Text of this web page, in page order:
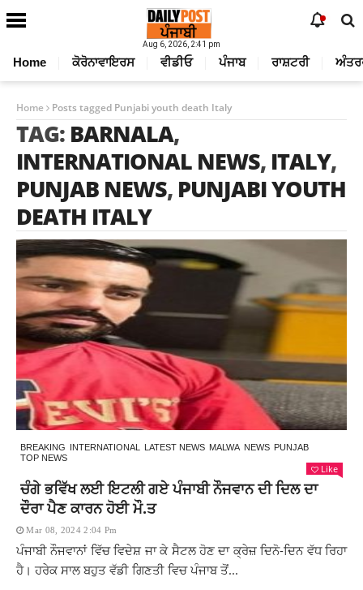
Aug 6, 2026, 2:41 pm
Home ਕੋਰੋਨਾਵਾਇਰਸ ਵੀਡੀਓ ਪੰਜਾਬ ਰਾਸ਼ਟਰੀ
Home Posts tagged Punjabi youth death Italy
TAG: BARNALA,
INTERNATIONAL NEWS, ITALY,
PUNJAB NEWS, PUNJABI YOUTH
DEATH ITALY
BREAKING INTERNATIONAL LATEST NEWS MALWA NEWS PUNJAB
TOP NEWS
Like
ਚੰਗੇ ਭਵਿੱਖ ਲਈ ਇਟਲੀ ਗਏ ਪੰਜਾਬੀ ਨੌਜਵਾਨ ਦੀ ਦਿਲ ਦਾ
ਦੌਰਾ ਪੈਣ ਕਾਰਨ ਹੋਈ ਮੌ.ਤ
Mar 08, 2024 2:04 Pm
ਪੰਜਾਬੀ ਨੌਜਵਾਨਾਂ ਵਿੱਚ ਵਿਦੇਸ਼ ਜਾ ਕੇ ਸੈਟਲ ਹੋਣ ਦਾ ਕ੍ਰੇਜ਼ ਦਿਨੋ-ਦਿਨ ਵੱਧ ਰਿਹਾ
ਹੈ। ਹਰੇਕ ਸਾਲ ਬਹੁਤ ਵੱਡੀ ਗਿਣਤੀ ਵਿਚ ਪੰਜਾਬ ਤੋਂ...